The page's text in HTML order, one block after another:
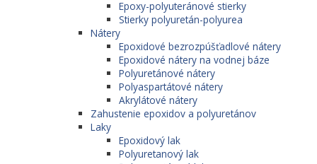
Epoxy-polyuteránové stierky
Stierky polyuretán-polyurea
Nátery
Epoxidové bezrozpúšťadlové nátery
Epoxidové nátery na vodnej báze
Polyuretánové nátery
Polyaspartátové nátery
Akrylátové nátery
Zahustenie epoxidov a polyuretánov
Laky
Epoxidový lak
Polyuretanový lak